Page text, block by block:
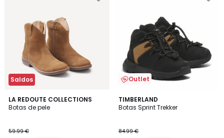
Saldos
LA REDOUTE COLLECTIONS
Botas de pele
59.99 €
5
/
Outlet
TIMBERLAND
Botas Sprint Trekker
84.99 €